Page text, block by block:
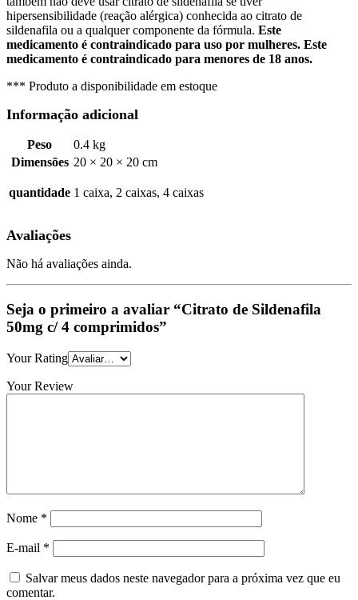
hipersensibilidade (reação alérgica) conhecida ao citrato de
sildenafila ou a qualquer componente da fórmula. Este
medicamento é contraindicado para uso por mulheres. Este
medicamento é contraindicado para menores de 18 anos.
*** Produto a disponibilidade em estoque
Informação adicional
Peso
0.4 kg
Dimensões 20 × 20 × 20 cm
quantidade 1 caixa, 2 caixas, 4 caixas
Avaliações
Não há avaliações ainda.
Seja o primeiro a avaliar “Citrato de Sildenafila
50mg c/ 4 comprimidos”
Your Rating
Your Review
Nome *
E-mail *
Salvar meus dados neste navegador para a próxima vez que eu
comentar.